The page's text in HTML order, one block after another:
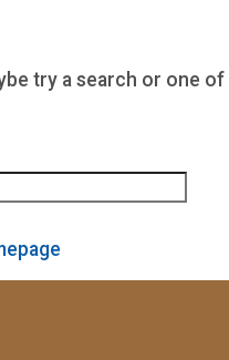
try a search or one of